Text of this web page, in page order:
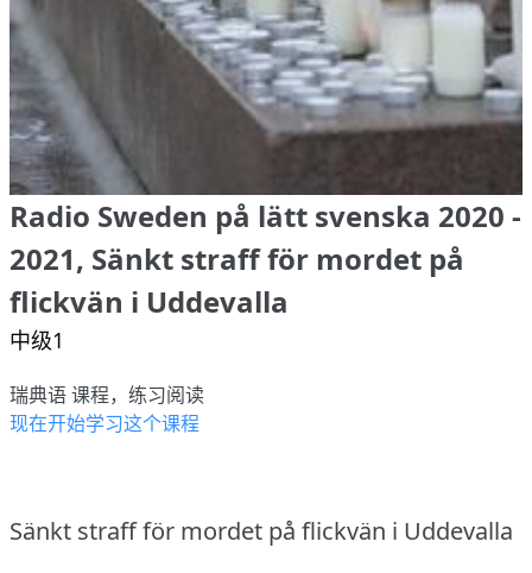
Radio Sweden på lätt svenska 2020 -
2021, Sänkt straff för mordet på
flickvän i Uddevalla
中级1
瑞典语 课程，练习阅读
现在开始学习这个课程
Sänkt straff för mordet på flickvän i Uddevalla